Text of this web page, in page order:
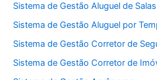
Sistema de Gestão Aluguel de
Sistema de Gestão Aluguel por
Sistema de Gestão Corretor de
Sistema de Gestão Corretor de